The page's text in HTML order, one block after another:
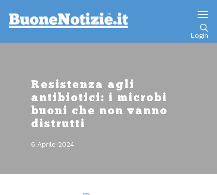
Login
Resistenza agli
antibiotici: i microbi
buoni che non vanno
distrutti
6 Aprile 2024
Go to mobile version